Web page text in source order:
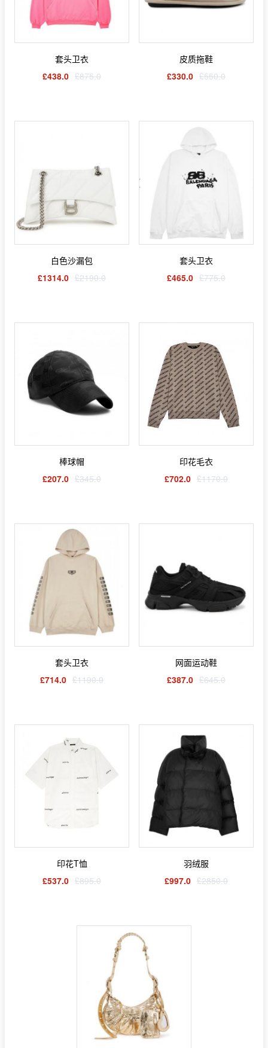
套头卫衣
£438.0 £875.0
皮质拖鞋
£330.0 £550.0
白色沙漏包
£1314.0 £2190.0
套头卫衣
£465.0 £775.0
棒球帽
£207.0 £345.0
印花毛衣
£702.0 £1170.0
套头卫衣
£714.0 £1190.0
网面运动鞋
£387.0 £645.0
印花T恤
£537.0 £895.0
羽绒服
£997.0 £2850.0